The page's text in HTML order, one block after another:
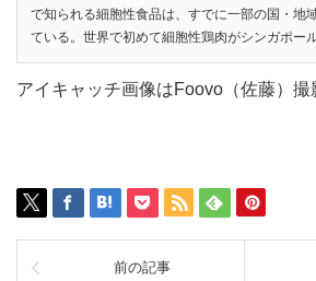
で知られる細胞性食品は、すでに一部の国・地
ている。世界で初めて細胞性鶏肉がシンガポー
アイキャッチ画像はFoovo（佐藤）撮
前の記事